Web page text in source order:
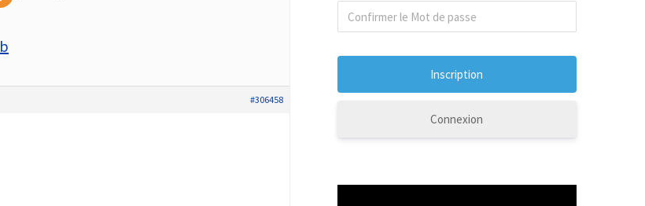
#306458
Connexion